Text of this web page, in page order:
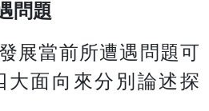
問題
展當前所遭遇問題可
大面向來分別論述探